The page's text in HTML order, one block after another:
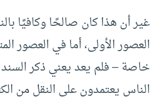
غير أن هذا كان صالحًا وكافيًا
العصور الأولى، أما في العصور
خاصة – فلم يعد يعني ذكر
الناس يعتمدون على النقل من